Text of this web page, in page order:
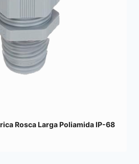
Rosca Larga Poliamida IP-68